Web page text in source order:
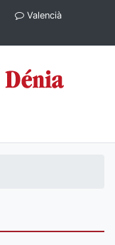
Valencià